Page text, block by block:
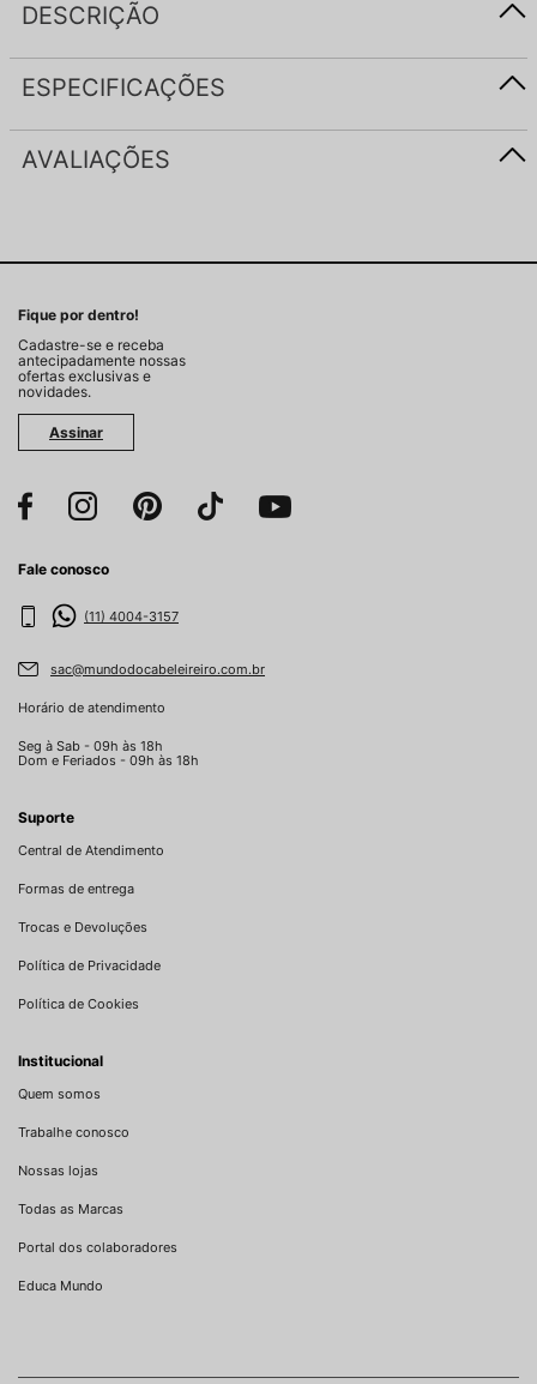
DESCRIÇÃO
ESPECIFICAÇÕES
AVALIAÇÕES
Fique por dentro!
Cadastre-se e receba
antecipadamente nossas
ofertas exclusivas e
novidades.
Assinar
Fale conosco
(11) 4004-3157
sac@mundodocabeleireiro.com.br
Horário de atendimento
Seg à Sab - 09h às 18h
Dom e Feriados - 09h às 18h
Suporte
Central de Atendimento
Formas de entrega
Trocas e Devoluções
Política de Privacidade
Política de Cookies
Institucional
Quem somos
Trabalhe conosco
Nossas lojas
Todas as Marcas
Portal dos colaboradores
Educa Mundo